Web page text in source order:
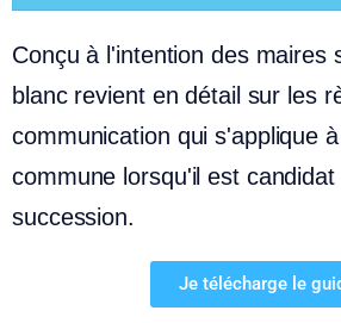
Conçu à l'intention des maires
blanc revient en détail sur les
communication qui s'applique
commune lorsqu'il est
succession.
Je télécharge le